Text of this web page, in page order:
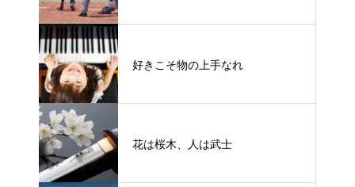
好きこそ物の上手なれ
花は桜木、人は武士